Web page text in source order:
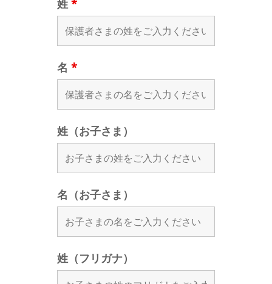
姓 *
名 *
姓（お子さま）
名（お子さま）
姓（フリガナ）